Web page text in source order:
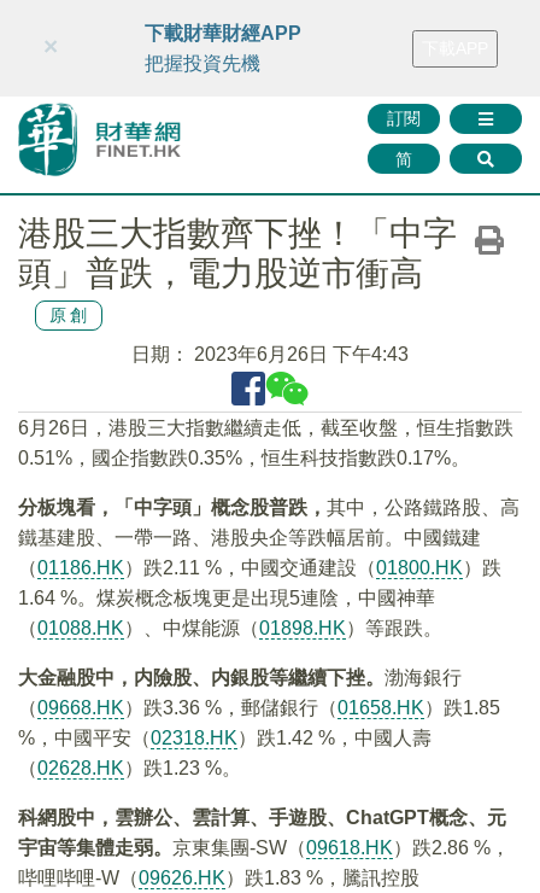
財華智庫網 FINTV FINMETA 財華證券 媒體矩陣
訂閱
简
×
下載財華財經APP
把握投資先機
港股三大指數齊下挫！「中字
頭」普跌，電力股逆市衝高
原創
日期： 2023年6月26日 下午4:43
6月26日，港股三大指數繼續走低，截至收盤，恒生指數跌
0.51%，國企指數跌0.35%，恒生科技指數跌0.17%。
分板塊看，「中字頭」概念股普跌， 其中，公路鐵路股、高
鐵基建股、一帶一路、港股央企等跌幅居前。中國鐵建
（01186.HK）跌2.11 %，中國交通建設（01800.HK）跌
1.64 %。煤炭概念板塊更是出現5連陰，中國神華
（01088.HK）、中煤能源（01898.HK）等跟跌。
大金融股中，内險股、内銀股等繼續下挫。 渤海銀行
（09668.HK）跌3.36 %，郵儲銀行（01658.HK）跌1.85
%，中國平安（02318.HK）跌1.42 %，中國人壽
（02628.HK）跌1.23 %。
科網股中，雲辦公、雲計算、手遊股、ChatGPT概念、元
宇宙等集體走弱。 京東集團-SW（09618.HK）跌2.86 %，
哔哩哔哩-W（09626.HK）跌1.83 %，騰訊控股